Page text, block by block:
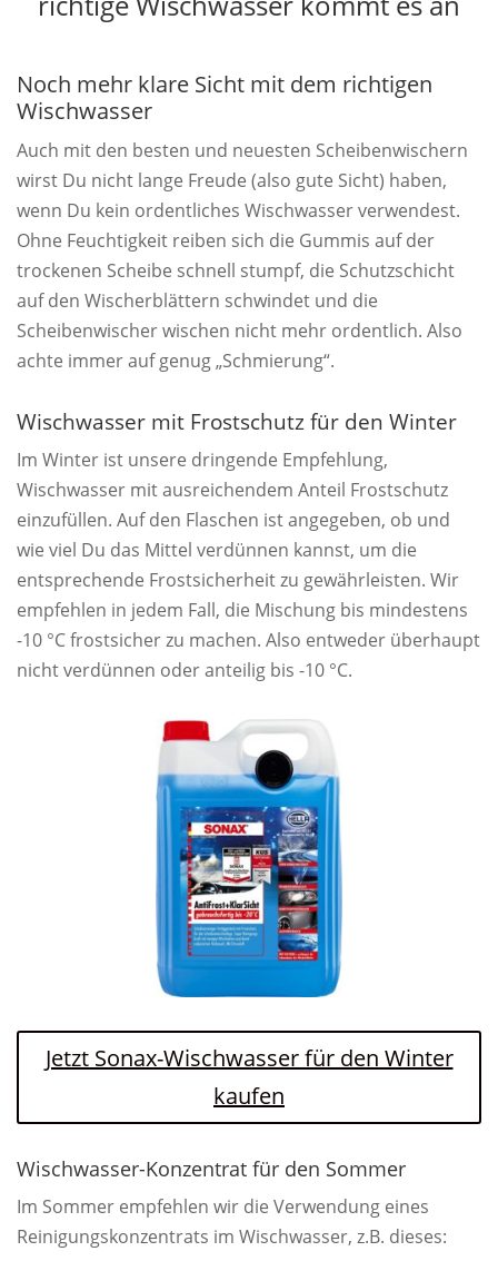
Noch mehr klare Sicht mit dem richtigen
Wischwasser
Auch mit den besten und neuesten Scheibenwischern
wirst Du nicht lange Freude (also gute Sicht) haben,
wenn Du kein ordentliches Wischwasser verwendest.
Ohne Feuchtigkeit reiben sich die Gummis auf der
trockenen Scheibe schnell stumpf, die Schutzschicht
auf den Wischerblättern schwindet und die
Scheibenwischer wischen nicht mehr ordentlich. Also
achte immer auf genug „Schmierung“.
Wischwasser mit Frostschutz für den Winter
Im Winter ist unsere dringende Empfehlung,
Wischwasser mit ausreichendem Anteil Frostschutz
einzufüllen. Auf den Flaschen ist angegeben, ob und
wie viel Du das Mittel verdünnen kannst, um die
entsprechende Frostsicherheit zu gewährleisten. Wir
empfehlen in jedem Fall, die Mischung bis mindestens
-10 °C frostsicher zu machen. Also entweder überhaupt
nicht verdünnen oder anteilig bis -10 °C.
Jetzt Sonax-Wischwasser für den Winter
kaufen
Wischwasser-Konzentrat für den Sommer
Im Sommer empfehlen wir die Verwendung eines
Reinigungskonzentrats im Wischwasser, z.B. dieses: